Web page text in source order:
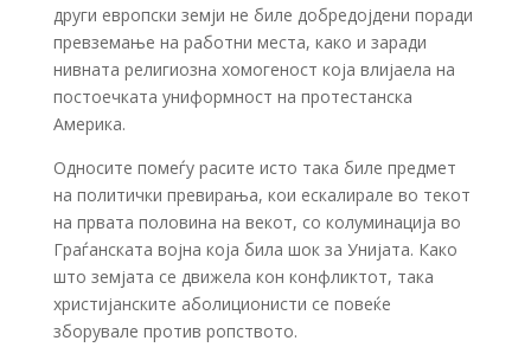
други европски земји не биле добредојдени поради
превземање на работни места, како и заради
нивната религиозна хомогеност која влијаела на
постоечката униформност на протестанска
Америка.
Односите помеѓу расите исто така биле предмет
на политички превирања, кои ескалирале во текот
на првата половина на векот, со колуминација во
Граѓанската војна која била шок за Унијата. Како
што земјата се движела кон конфликтот, така
христијанските аболиционисти се повеќе
зборувале против ропството.